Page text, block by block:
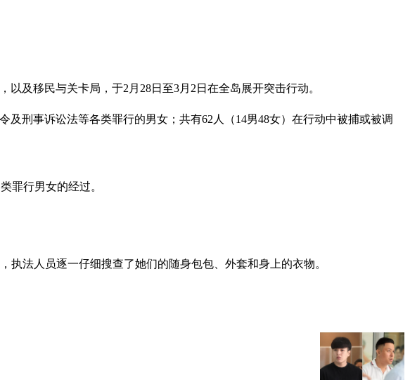
及移民与关卡局，于2月28日至3月2日在全岛展开突击行动。
刑事诉讼法等各类罪行的男女；共有62人（14男48女）在行动中被捕或被调
罪行男女的经过。
执法人员逐一仔细搜查了她们的随身包包、外套和身上的衣物。